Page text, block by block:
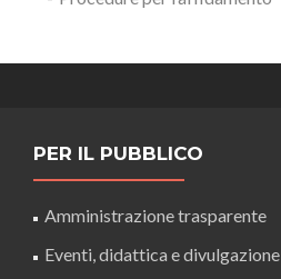
PER IL PUBBLICO
Amministrazione trasparente
Eventi, didattica e divulgazione